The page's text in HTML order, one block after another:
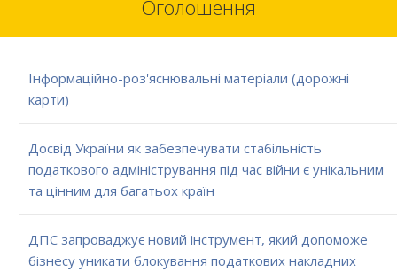
Оголошення
Інформаційно-роз'яснювальні матеріали (дорожні
карти)
Досвід України як забезпечувати стабільність
податкового адміністрування під час війни є унікальним
та цінним для багатьох країн
ДПС запроваджує новий інструмент, який допоможе
бізнесу уникати блокування податкових накладних